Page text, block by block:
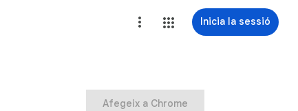
Inicia la sessió
Afegeix a Chrome